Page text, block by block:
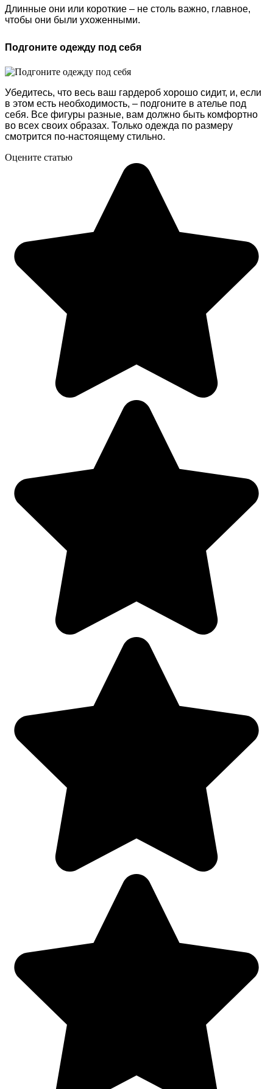
Длинные они или короткие – не столь важно, главное,
чтобы они были ухоженными.
Подгоните одежду под себя
Убедитесь, что весь ваш гардероб хорошо сидит, и, если
в этом есть необходимость, – подгоните в ателье под
себя. Все фигуры разные, вам должно быть комфортно
во всех своих образах. Только одежда по размеру
смотрится по-настоящему стильно.
Оцените статью